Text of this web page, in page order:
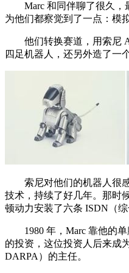
Marc 和同伴聊了很久，
为他们都察觉到了一点：模
他们转换赛道，用索尼
四足机器人，还另外造了一
索尼对他们的机器人很感
技术，持续了好几年。那时
顿动力安装了六条 ISDN（综
1980 年，Marc 靠他的单
的投资，这位投资人后来成
DARPA）的主任。